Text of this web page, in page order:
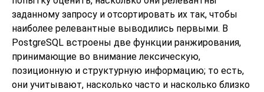
заданному запросу и отсортировать их так, чтобы
наиболее релевантные выводились первыми. В
PostgreSQL встроены две функции ранжирования,
принимающие во внимание лексическую,
позиционную и структурную информацию; то есть,
они учитывают, насколько часто и насколько близко